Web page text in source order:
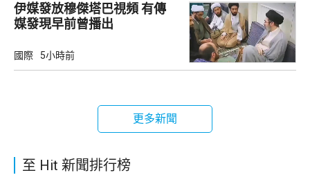
伊媒發放穆傑塔巴視頻 有傳
媒發現早前曾播出
國際 5小時前
更多新聞
至 Hit 新聞排行榜